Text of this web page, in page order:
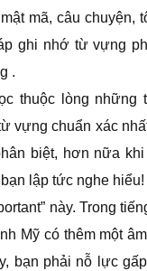
mã, câu chuyện,
ghi nhớ từ vựng
.
thuộc lòng những
vựng chuẩn xác
biệt, hơn nữa khi
lập tức nghe hiểu!
này. Trong
Mỹ có thêm một
bạn phải nỗ lực